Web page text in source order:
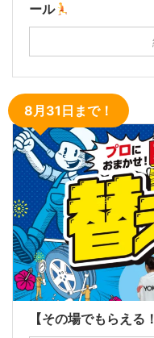
ール
8月31日まで！
【その場でもらえ